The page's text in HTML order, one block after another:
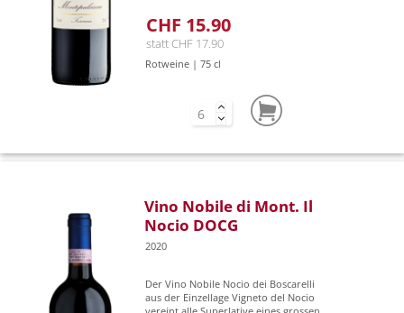
CHF 15.90
statt CHF 17.90
Rotweine | 75 cl
Vino Nobile di Mont. Il
Nocio DOCG
2020
Der Vino Nobile Nocio dei Boscarelli
aus der Einzellage Vigneto del Nocio